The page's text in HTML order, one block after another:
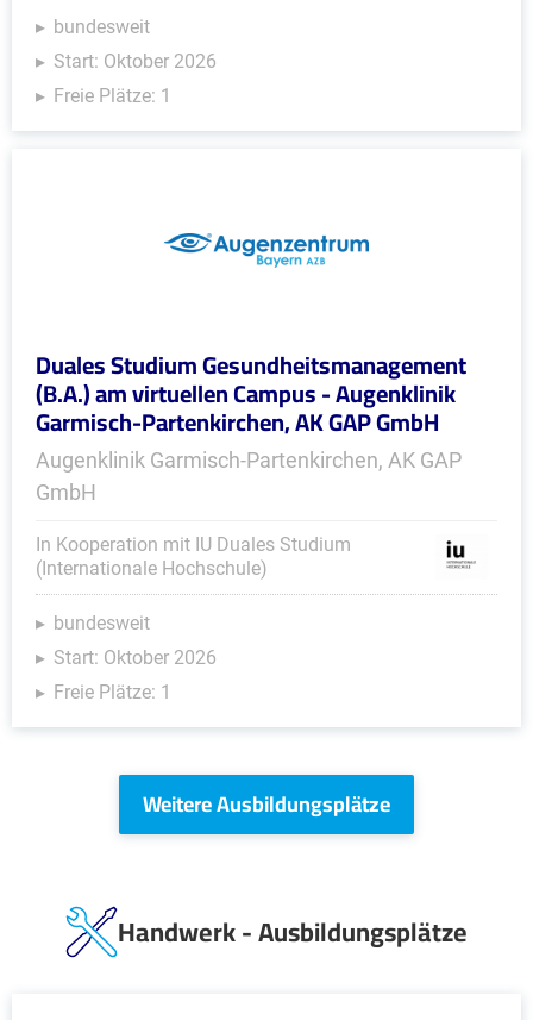
bundesweit
Start: Oktober 2026
Freie Plätze: 1
Duales Studium Gesundheitsmanagement
(B.A.) am virtuellen Campus - Augenklinik
Garmisch-Partenkirchen, AK GAP GmbH
Augenklinik Garmisch-Partenkirchen, AK GAP
GmbH
In Kooperation mit IU Duales Studium
(Internationale Hochschule)
bundesweit
Start: Oktober 2026
Freie Plätze: 1
Weitere Ausbildungsplätze
Handwerk - Ausbildungsplätze